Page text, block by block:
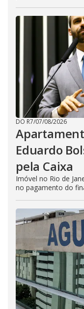
DO R7/07/08/2026
Eduardo
pela Caixa
Imóvel no Rio de
no pagamento do